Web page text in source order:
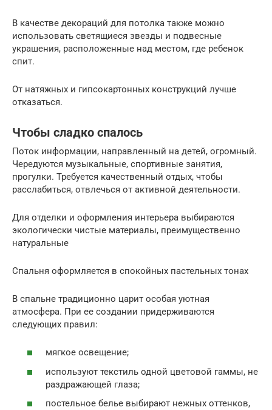
В качестве декораций для потолка также можно
использовать светящиеся звезды и подвесные
украшения, расположенные над местом, где ребенок
спит.
От натяжных и гипсокартонных конструкций лучше
отказаться.
Чтобы сладко спалось
Поток информации, направленный на детей, огромный.
Чередуются музыкальные, спортивные занятия,
прогулки. Требуется качественный отдых, чтобы
расслабиться, отвлечься от активной деятельности.
Для отделки и оформления интерьера выбираются
экологически чистые материалы, преимущественно
натуральные
Спальня оформляется в спокойных пастельных тонах
В спальне традиционно царит особая уютная
атмосфера. При ее создании придерживаются
следующих правил:
мягкое освещение;
используют текстиль одной цветовой гаммы, не
раздражающей глаза;
постельное белье выбирают нежных оттенков,